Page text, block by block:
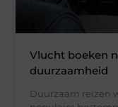
Vlucht boeken
duurzaamheid
Duurzaam reizen